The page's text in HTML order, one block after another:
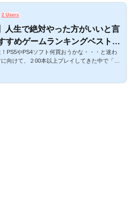
2 Users
人生で絶対やった方がいいと言
すめゲームランキングベスト！
・アクション・ゾンビ系の買っ
たゲームをご紹介！【最新版プ
！PS5やPS4ソフト何買おうかな・・・と迷わ
向けて、２00本以上プレイしてきた中で「ぜ
ビ系を解説！スポンサ...